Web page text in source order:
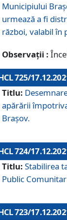
Municipiului
urmează a fi
război, valabil în
Observații :
725/
Titlu:
apărării
Brașov.
724/
Titlu: Stabilirea
Public
723/